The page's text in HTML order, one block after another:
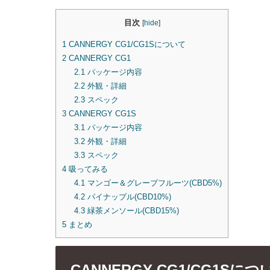
目次 [hide]
1 CANNERGY CG1/CG1Sについて
2 CANNERGY CG1
2.1 パッケージ内容
2.2外観・詳細
2.3スペック
3 CANNERGY CG1S
3.1 パッケージ内容
3.2外観・詳細
3.3スペック
4 吸ってみる
4.1 マンゴー＆グレープフルーツ(CBD5%)
4.2パイナップル(CBD10%)
4.3緑茶メンソール(CBD15%)
5 まとめ